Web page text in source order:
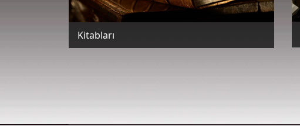
Kitabları